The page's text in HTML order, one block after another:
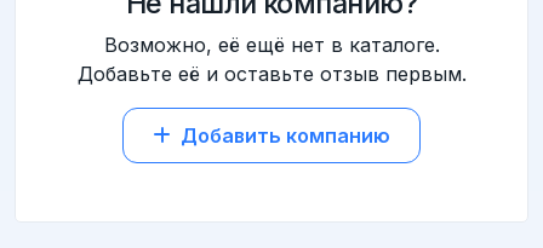
Возможно, её ещё нет в каталоге.
Добавьте её и оставьте отзыв первым.
Добавить компанию